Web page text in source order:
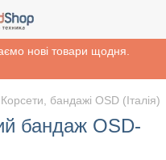
нові товари щодня.
Корсети, бандажі OSD (Італія)
бандаж OSD-